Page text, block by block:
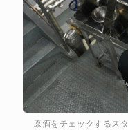
原酒をチェックするス